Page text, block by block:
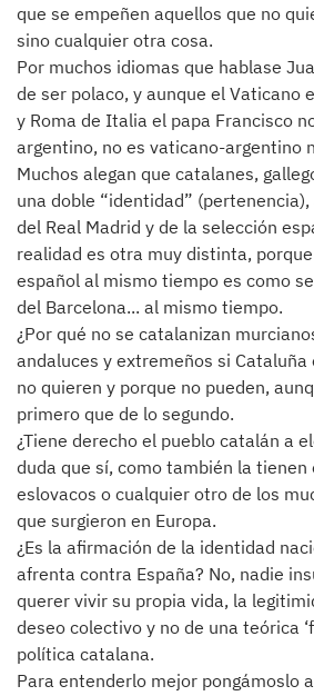
que se empeñen aquellos que no
sino cualquier otra cosa.
Por muchos idiomas que hablase
de ser polaco, y aunque el Vaticano
y Roma de Italia el papa Francisco
argentino, no es vaticano-argentino
Muchos alegan que catalanes,
una doble “identidad”
del Real Madrid y de la selección
realidad es otra muy distinta,
español al mismo tiempo es como
del Barcelona... al mismo tiempo.
¿Por qué no se catalanizan
andaluces y extremeños si Cataluña
no quieren y porque no pueden,
primero que de lo segundo.
¿Tiene derecho el pueblo catalán a
duda que sí, como también la tienen
eslovacos o cualquier otro de los
que surgieron en Europa.
¿Es la afirmación de la identidad
afrenta contra España? No, nadie
querer vivir su propia vida, la
deseo colectivo y no de una teórica
política catalana.
Para entenderlo mejor pongámoslo